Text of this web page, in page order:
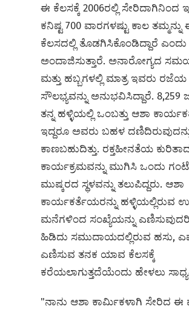
ಈ ಕೆಲಸಕ್ಕೆ 2006ರಲ್ಲಿ ಸೇರಿದಾಗಿನಿಂದ
ಕನಿಷ್ಟ 700 ವಾರಗಳಷ್ಟು ಕಾಲ ತಮ್ಮನ್ನು
ಕೆಲಸದಲ್ಲಿ ತೊಡಗಿಸಿಕೊಂಡಿದ್ದಾರೆ ಎಂದು
ಅಂದಾಜಿಸುತ್ತಾರೆ. ಅನಾರೋಗ್ಯದ
ಮತ್ತು ಹಬ್ಬಗಳಲ್ಲಿ ಮಾತ್ರ ಇವರು ರಜೆಯ
ಸೌಲಭ್ಯವನ್ನು ಅನುಭವಿಸಿದ್ದಾರೆ. 8,259
ತನ್ನ ಹಳ್ಳಿಯಲ್ಲಿ ಒಂಬತ್ತು ಆಶಾ
ಇದ್ದರೂ ಅವರು ಬಹಳ
ಕಾಣಬಹುದಿತ್ತು. ರಕ್ತಹೀನತೆಯ
ಕಾರ್ಯಕ್ರಮವನ್ನು ಮುಗಿಸಿ ಒಂದು
ಮುಷ್ಕರದ ಸ್ಥಳವನ್ನು ತಲುಪಿದ್ದರು. ಆಶಾ
ಕಾರ್ಯಕರ್ತೆಯರನ್ನು ಹಳ್ಳಿಯಲ್ಲಿರುವ
ಮನೆಗಳಿಂದ ಸಂಖ್ಯೆಯನ್ನು
ಹಿಡಿದು ಸಮುದಾಯದಲ್ಲಿರುವ ಹಸು,
ಎಣಿಸುವ ತನಕ ಯಾವ ಕೆಲಸಕ್ಕೆ
ಕರೆಯಲಾಗುತ್ತದೆಯೆಂದು ಹೇಳಲು
"ನಾನು ಆಶಾ ಕಾರ್ಮಿಕಳಾಗಿ ಸೇರಿದ ಈ